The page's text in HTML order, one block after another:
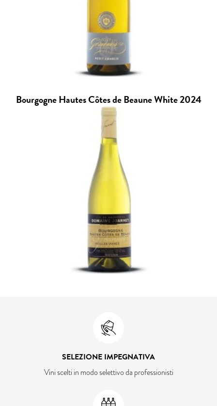
Bourgogne Hautes Côtes de Beaune White 2024
SELEZIONE IMPEGNATIVA
Vini scelti in modo selettivo da professionisti